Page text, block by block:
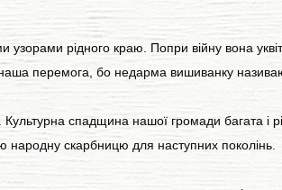
рідного краю. Попри війну вона
перемога, бо недарма вишиванку
спадщина нашої громади багата і
народну скарбницю для наступних поколінь.